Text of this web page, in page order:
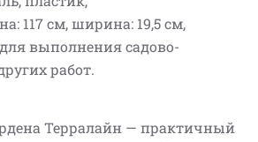
117 см, ширина: 19,5 см,
выполнения садово-
работ.
Терралайн — практичный